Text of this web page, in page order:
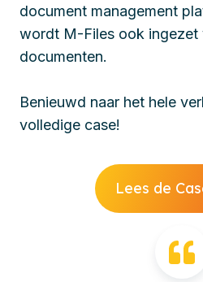
document management
wordt M-Files ook ingezet
documenten.
Benieuwd naar het hele
volledige case!
Lees de